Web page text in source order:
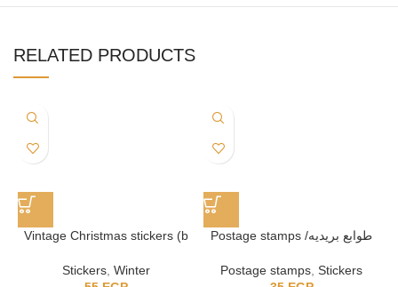
RELATED PRODUCTS
Vintage Christmas stickers (b
Stickers, Winter
Postage stamps /طوابع بريديه
Postage stamps ,Stickers